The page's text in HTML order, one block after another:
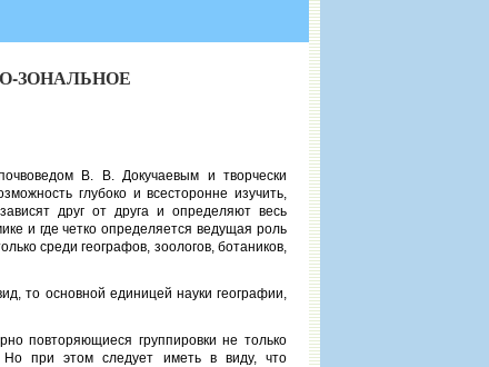
В. В. Докучаевым и творчески
глубоко и всесторонне изучить,
друг от друга и определяют весь
и где четко определяется ведущая роль
среди географов, зоологов, ботаников,
то основной единицей науки географии,
повторяющиеся группировки не только
при этом следует иметь в виду, что